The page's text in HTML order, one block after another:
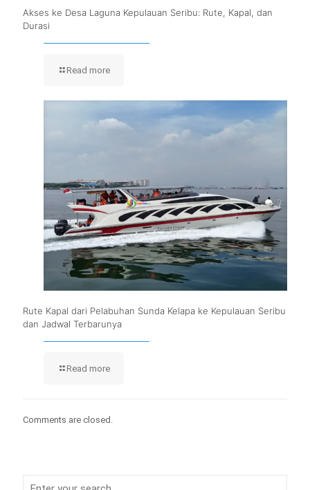
Akses ke Desa Laguna Kepulauan Seribu: Rute, Kapal, dan
Durasi
Read more
Rute Kapal dari Pelabuhan Sunda Kelapa ke Kepulauan Seribu
dan Jadwal Terbarunya
Read more
Comments are closed.